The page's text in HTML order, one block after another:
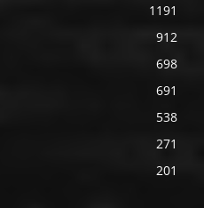
1191
912
698
691
538
271
201